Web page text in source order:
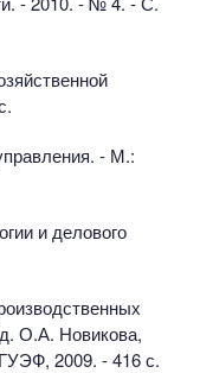
- М.:
и делового
О.А. Новикова,
2009. - 416 с.